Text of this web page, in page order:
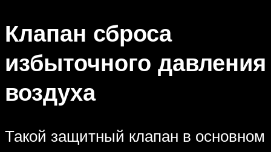
Клапан сброса
избыточного давления
воздуха
Такой защитный клапан в основном